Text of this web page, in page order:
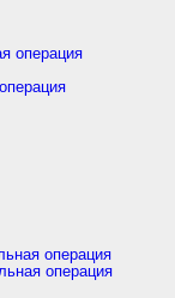
операция
операция
операция